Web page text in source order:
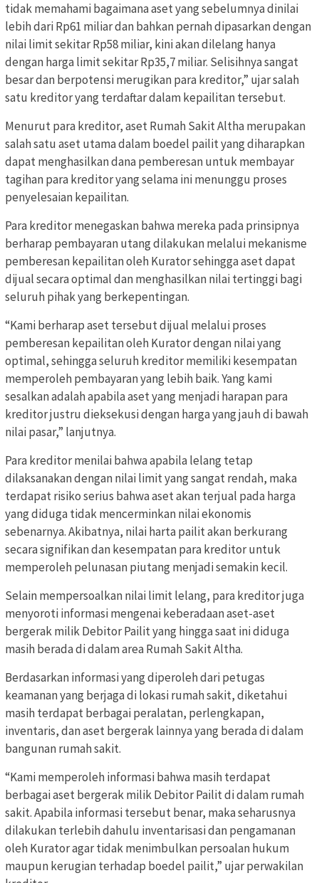
tidak memahami bagaimana aset yang sebelumnya dinilai
lebih dari Rp61 miliar dan bahkan pernah dipasarkan dengan
nilai limit sekitar Rp58 miliar, kini akan dilelang hanya
dengan harga limit sekitar Rp35,7 miliar. Selisihnya sangat
besar dan berpotensi merugikan para kreditor,” ujar salah
satu kreditor yang terdaftar dalam kepailitan tersebut.
Menurut para kreditor, aset Rumah Sakit Altha merupakan
salah satu aset utama dalam boedel pailit yang diharapkan
dapat menghasilkan dana pemberesan untuk membayar
tagihan para kreditor yang selama ini menunggu proses
penyelesaian kepailitan.
Para kreditor menegaskan bahwa mereka pada prinsipnya
berharap pembayaran utang dilakukan melalui mekanisme
pemberesan kepailitan oleh Kurator sehingga aset dapat
dijual secara optimal dan menghasilkan nilai tertinggi bagi
seluruh pihak yang berkepentingan.
“Kami berharap aset tersebut dijual melalui proses
pemberesan kepailitan oleh Kurator dengan nilai yang
optimal, sehingga seluruh kreditor memiliki kesempatan
memperoleh pembayaran yang lebih baik. Yang kami
sesalkan adalah apabila aset yang menjadi harapan para
kreditor justru dieksekusi dengan harga yang jauh di bawah
nilai pasar,” lanjutnya.
Para kreditor menilai bahwa apabila lelang tetap
dilaksanakan dengan nilai limit yang sangat rendah, maka
terdapat risiko serius bahwa aset akan terjual pada harga
yang diduga tidak mencerminkan nilai ekonomis
sebenarnya. Akibatnya, nilai harta pailit akan berkurang
secara signifikan dan kesempatan para kreditor untuk
memperoleh pelunasan piutang menjadi semakin kecil.
Selain mempersoalkan nilai limit lelang, para kreditor juga
menyoroti informasi mengenai keberadaan aset-aset
bergerak milik Debitor Pailit yang hingga saat ini diduga
masih berada di dalam area Rumah Sakit Altha.
Berdasarkan informasi yang diperoleh dari petugas
keamanan yang berjaga di lokasi rumah sakit, diketahui
masih terdapat berbagai peralatan, perlengkapan,
inventaris, dan aset bergerak lainnya yang berada di dalam
bangunan rumah sakit.
“Kami memperoleh informasi bahwa masih terdapat
berbagai aset bergerak milik Debitor Pailit di dalam rumah
sakit. Apabila informasi tersebut benar, maka seharusnya
dilakukan terlebih dahulu inventarisasi dan pengamanan
oleh Kurator agar tidak menimbulkan persoalan hukum
maupun kerugian terhadap boedel pailit,” ujar perwakilan